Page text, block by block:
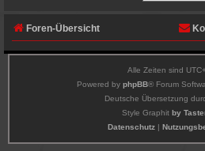
Foren-Übersicht
Alle Zeiten sind
Powered by phpBB® Forum
Deutsche Übersetzung
Style Graphit by
Datenschutz|